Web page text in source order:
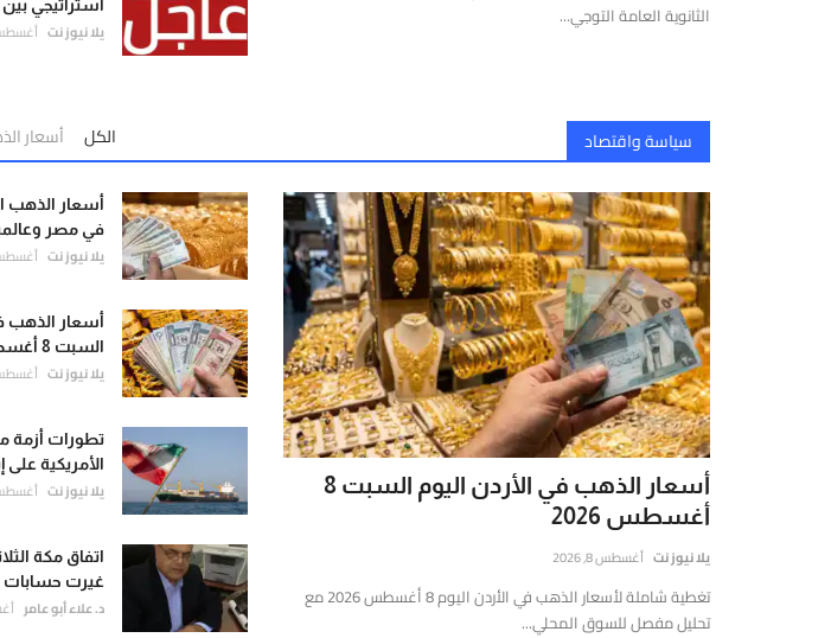
الثانوية العامة التوجي...
استراتيجي
يلا نيوز نت أغسطس 7,
سياسة واقتصاد الكل أسعار
أسعار الذهب في الأردن اليوم السبت 8
أغسطس 2026
يلا نيوز نت أغسطس 8, 2026
تغطية شاملة لأسعار الذهب في الأردن اليوم 8 أغسطس 2026 مع
تحليل مفصل للسوق المحلي...
أسعار الذهب
في مصر
يلا نيوز نت أغسطس 8,
أسعار الذهب
السبت 8 أغسطس 2026
يلا نيوز نت أغسطس 8,
تطورات أزمة
الأمريكية على
يلا نيوز نت أغسطس 7,
اتفاق مكة
غيرت حسابات
د. علاء أبو عامر